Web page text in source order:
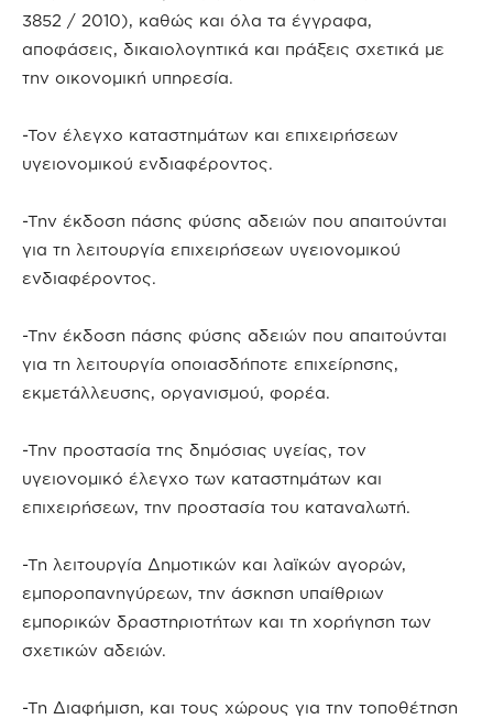
3852 / 2010), καθώς και όλα τα έγγραφα,
αποφάσεις, δικαιολογητικά και πράξεις σχετικά με
την οικονομική υπηρεσία.
-Τον έλεγχο καταστημάτων και επιχειρήσεων
υγειονομικού ενδιαφέροντος.
-Την έκδοση πάσης φύσης αδειών που απαιτούνται
για τη λειτουργία επιχειρήσεων υγειονομικού
ενδιαφέροντος.
-Την έκδοση πάσης φύσης αδειών που απαιτούνται
για τη λειτουργία οποιασδήποτε επιχείρησης,
εκμετάλλευσης, οργανισμού, φορέα.
-Την προστασία της δημόσιας υγείας, τον
υγειονομικό έλεγχο των καταστημάτων και
επιχειρήσεων, την προστασία του καταναλωτή.
-Τη λειτουργία Δημοτικών και λαϊκών αγορών,
εμποροπανηγύρεων, την άσκηση υπαίθριων
εμπορικών δραστηριοτήτων και τη χορήγηση των
σχετικών αδειών.
-Τη Διαφήμιση, και τους χώρους για την τοποθέτηση